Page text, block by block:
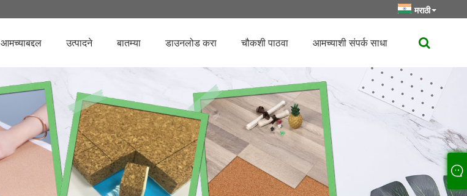
मराठी
आमच्याबद्दल उत्पादने बातम्या डाउनलोड करा चौकशी पाठवा आमच्याशी संपर्क साधा